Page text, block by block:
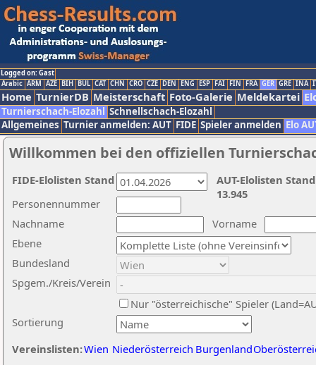
Logged on: Gast
Arabic ARM AZE BIH BUL CAT CHN CRO CZE DEN ENG ESP FAI FIN FRA GER GRE INA
Home TurnierDB Meisterschaft Foto-Galerie Meldekartei
Turnierschach-Elozahl Schnellschach-Elozahl
Allgemeines Turnier anmelden: AUT FIDE Spieler anmelden Elo
Willkommen bei den offiziellen
Nachname
Vorname
Ebene
Sortierung
Personennummer
Bundesland
Spgem./Kreis/Verein
Nur "österreichische" Spieler
Vereinslisten:Wien Niederösterreich Burgenland
AUT-Elolisten
13.945
FIDE-Elolisten Stand